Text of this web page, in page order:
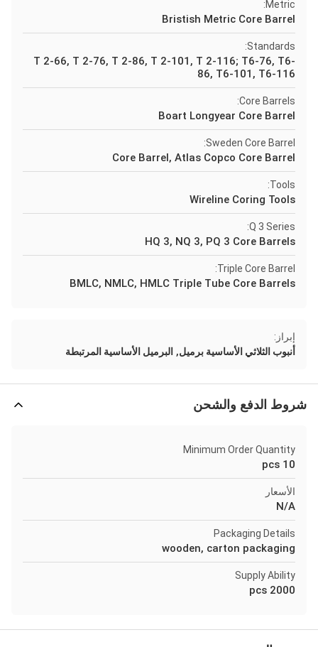
Metric:
Bristish Metric Core Barrel
Standards:
T 2-66, T 2-76, T 2-86, T 2-101, T 2-116; T6-76, T6-
86, T6-101, T6-116
Core Barrels:
Boart Longyear Core Barrel
Sweden Core Barrel:
Core Barrel, Atlas Copco Core Barrel
Tools:
Wireline Coring Tools
Q 3 Series:
HQ 3, NQ 3, PQ 3 Core Barrels
Triple Core Barrel:
BMLC, NMLC, HMLC Triple Tube Core Barrels
إبراز:
أنبوب الثلاثي الأساسية برميل, البرميل الأساسية المرتبطة
شروط الدفع والشحن
Minimum Order Quantity
10 pcs
الأسعار
N/A
Packaging Details
wooden, carton packaging
Supply Ability
2000 pcs